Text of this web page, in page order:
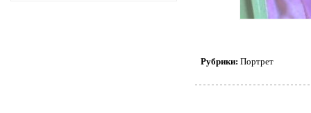
Рубрики: Портрет